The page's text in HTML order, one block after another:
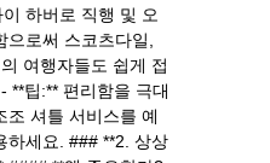
하버로 직행 및 오
로써 스코츠다일,
여행자들도 쉽게 접
**팁:** 편리함을 극대
조 셔틀 서비스를 예
하세요. ### **2. 상상